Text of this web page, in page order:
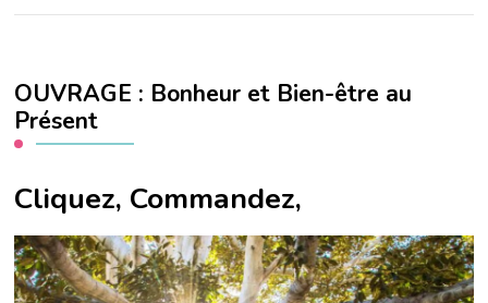
OUVRAGE : Bonheur et Bien-être au
Présent
Cliquez, Commandez,